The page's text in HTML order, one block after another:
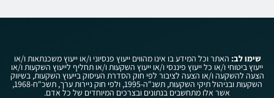
שימו לב: האתר וכל המידע בו אינו מהווים ייעוץ פנסיוני ו/או ייעוץ משכנתאות ו/או
ייעוץ ביטוחי ו/או כל ייעוץ פיננסי ו/או ייעוץ השקעות ו/או תחליף לייעוץ השקעות ו/או
הצעה להשקעה ו/או הצעה לציבור לפי חוק הסדרת העיסוק בייעוץ השקעות, בשיווק
השקעות ובניהול תיקי השקעות, תשנ"ה-1995, ולפי חוק ניירות ערך, תשכ"ח-1968,
אשר אלו מתחשבים בנתונים ובצרכים המיוחדים של כל אדם.